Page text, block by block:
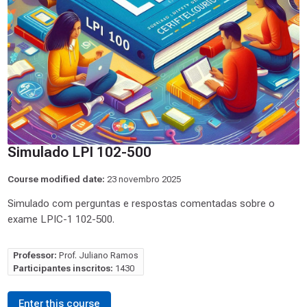
Simulado LPI 102-500
Course modified date: 23 novembro 2025
Simulado com perguntas e respostas comentadas sobre o
exame LPIC-1 102-500.
Professor: Prof. Juliano Ramos
Participantes inscritos: 1430
Enter this course